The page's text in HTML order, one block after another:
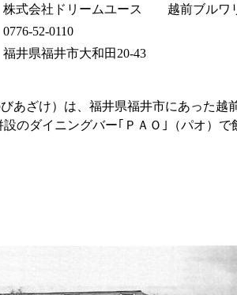
株式会社ドリームユース 越前ブルワ
0776-52-0110
福井県福井市大和田20-43
あざけ）は、福井県福井市にあった越
設のダイニングバー｢ＰＡＯ｣（パオ）